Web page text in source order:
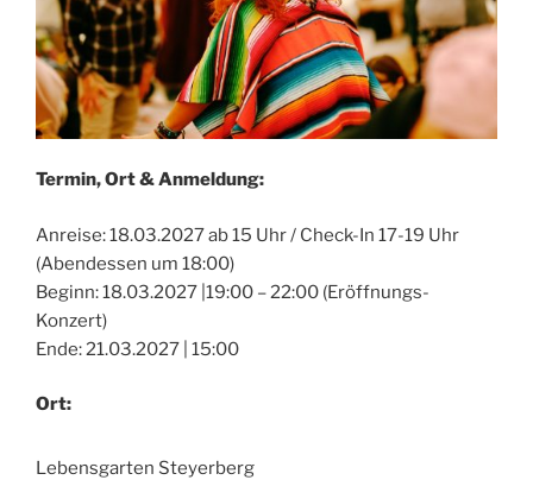
Termin, Ort & Anmeldung:
Anreise: 18.03.2027 ab 15 Uhr / Check-In 17-19 Uhr
(Abendessen um 18:00)
Beginn: 18.03.2027 |19:00 – 22:00 (Eröffnungs-
Konzert)
Ende: 21.03.2027 | 15:00
Ort:
Lebensgarten Steyerberg